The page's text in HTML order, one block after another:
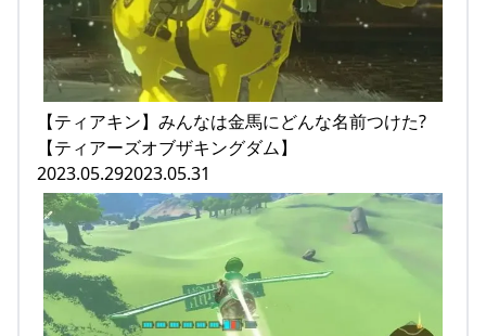
【ティアキン】みんなは金馬にどんな名前つけた?
【ティアーズオブザキングダム】
2023.05.292023.05.31